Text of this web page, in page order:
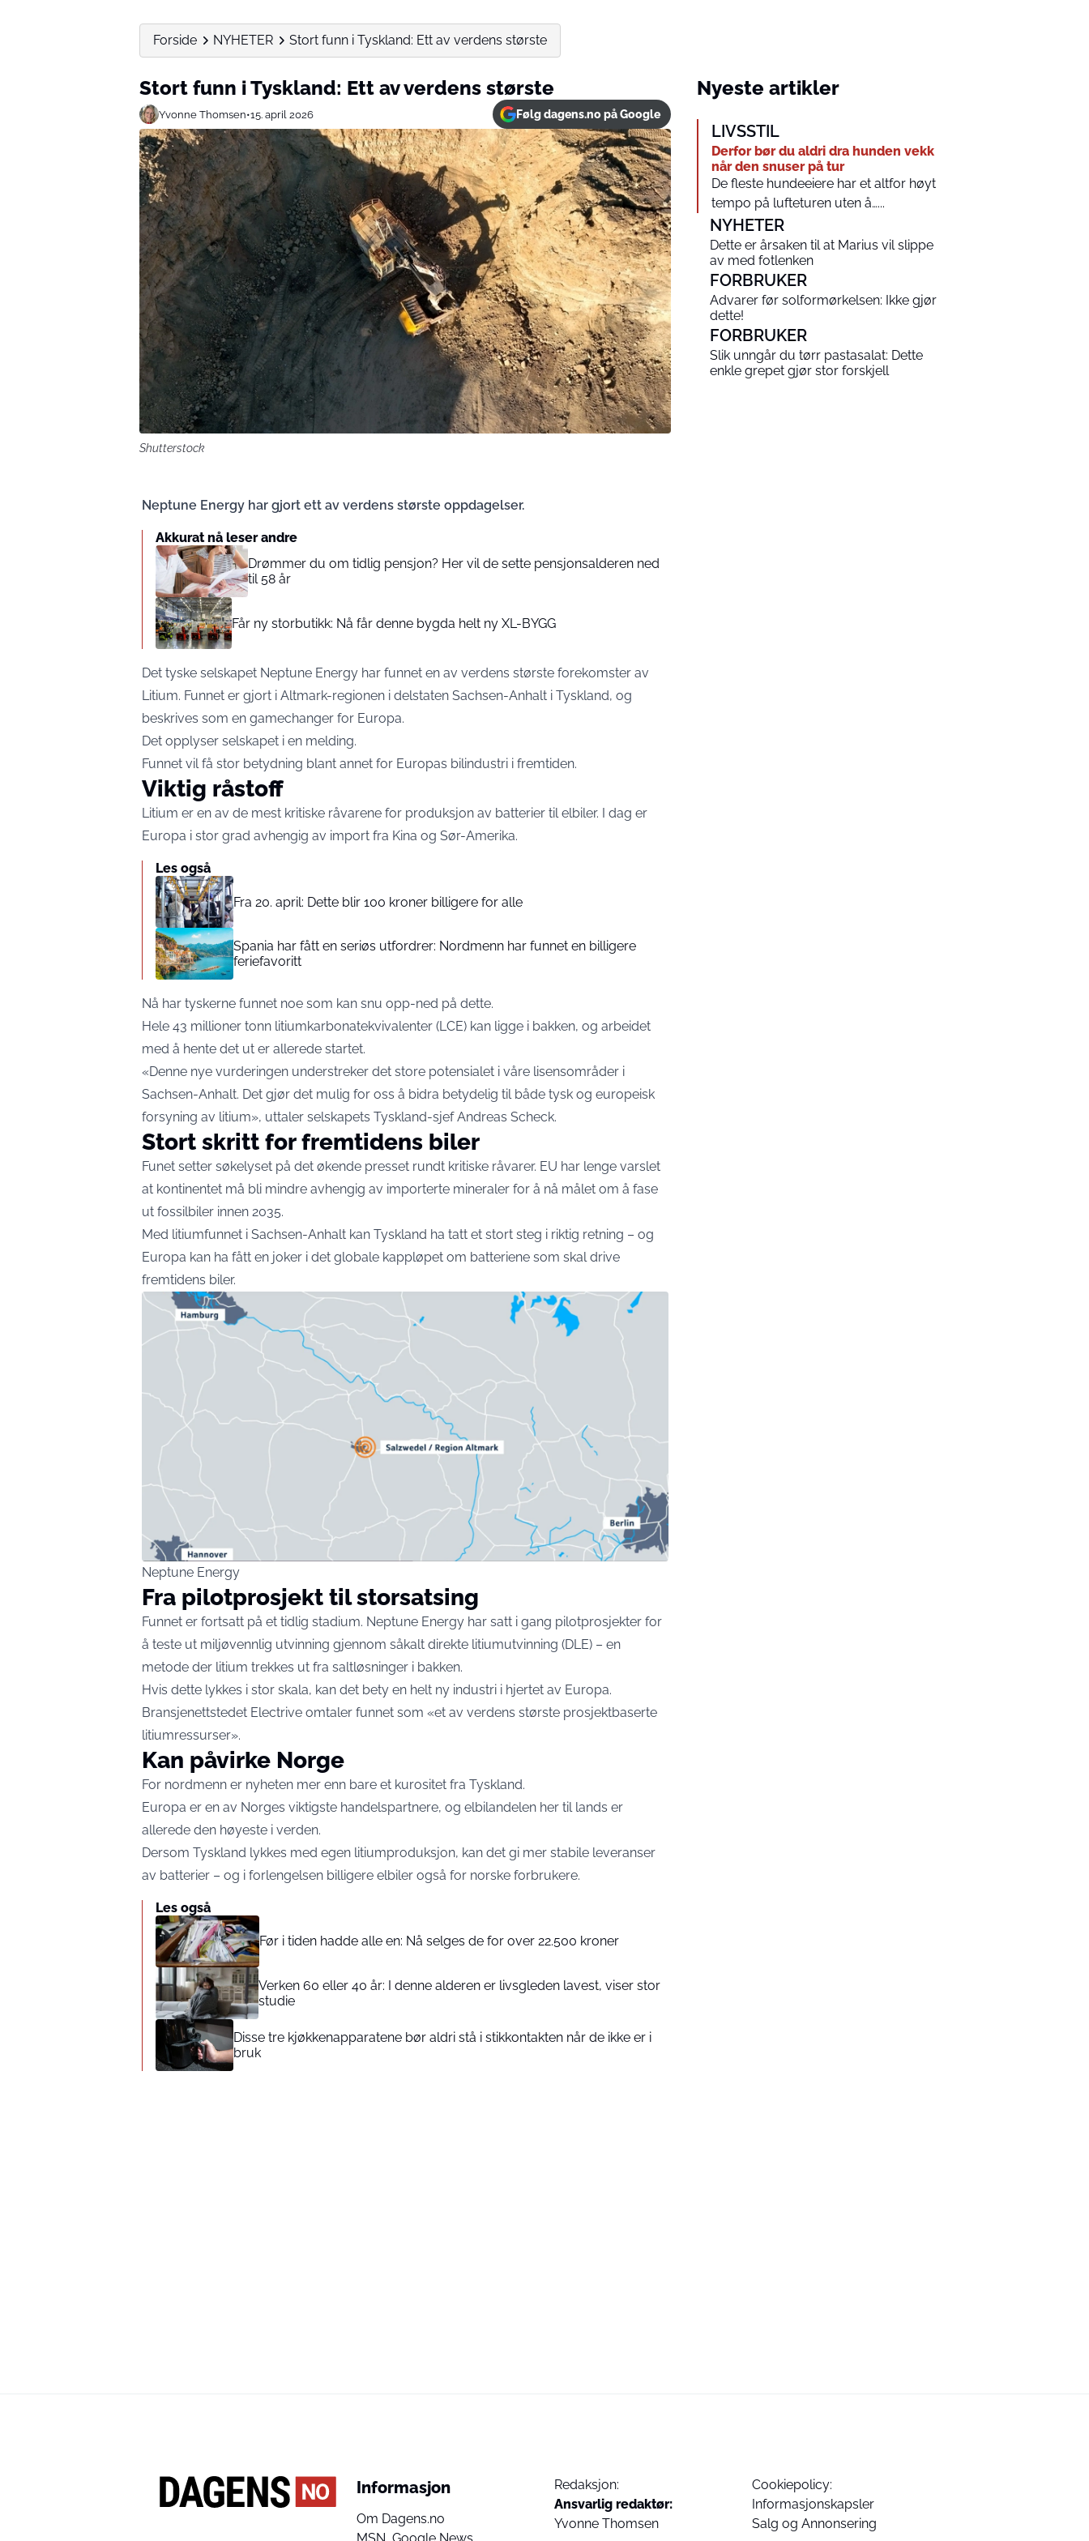
Forside NYHETER Stort funn i Tyskland: Ett av verdens største
Stort funn i Tyskland: Ett av verdens største
Yvonne Thomsen•15. april 2026 Følg dagens.no på Google
Shutterstock
Neptune Energy har gjort ett av verdens største oppdagelser.
Akkurat nå leser andre
Drømmer du om tidlig pensjon? Her vil de sette pensjonsalderen ned
til 58 år
Får ny storbutikk: Nå får denne bygda helt ny XL-BYGG
Det tyske selskapet Neptune Energy har funnet en av verdens største forekomster av
Litium. Funnet er gjort i Altmark-regionen i delstaten Sachsen-Anhalt i Tyskland, og
beskrives som en gamechanger for Europa.
Det opplyser selskapet i en melding.
Funnet vil få stor betydning blant annet for Europas bilindustri i fremtiden.
Viktig råstoff
Litium er en av de mest kritiske råvarene for produksjon av batterier til elbiler. I dag er
Europa i stor grad avhengig av import fra Kina og Sør-Amerika.
Les også
Fra 20. april: Dette blir 100 kroner billigere for alle
Spania har fått en seriøs utfordrer: Nordmenn har funnet en billigere
feriefavoritt
Nå har tyskerne funnet noe som kan snu opp-ned på dette.
Hele 43 millioner tonn litiumkarbonatekvivalenter (LCE) kan ligge i bakken, og arbeidet
med å hente det ut er allerede startet.
«Denne nye vurderingen understreker det store potensialet i våre lisensområder i
Sachsen-Anhalt. Det gjør det mulig for oss å bidra betydelig til både tysk og europeisk
forsyning av litium», uttaler selskapets Tyskland-sjef Andreas Scheck.
Stort skritt for fremtidens biler
Funet setter søkelyset på det økende presset rundt kritiske råvarer. EU har lenge varslet
at kontinentet må bli mindre avhengig av importerte mineraler for å nå målet om å fase
ut fossilbiler innen 2035.
Med litiumfunnet i Sachsen-Anhalt kan Tyskland ha tatt et stort steg i riktig retning – og
Europa kan ha fått en joker i det globale kappløpet om batteriene som skal drive
fremtidens biler.
Neptune Energy
Fra pilotprosjekt til storsatsing
Funnet er fortsatt på et tidlig stadium. Neptune Energy har satt i gang pilotprosjekter for
å teste ut miljøvennlig utvinning gjennom såkalt direkte litiumutvinning (DLE) – en
metode der litium trekkes ut fra saltløsninger i bakken.
Hvis dette lykkes i stor skala, kan det bety en helt ny industri i hjertet av Europa.
Bransjenettstedet Electrive omtaler funnet som «et av verdens største prosjektbaserte
litiumressurser».
Kan påvirke Norge
For nordmenn er nyheten mer enn bare et kurositet fra Tyskland.
Europa er en av Norges viktigste handelspartnere, og elbilandelen her til lands er
allerede den høyeste i verden.
Dersom Tyskland lykkes med egen litiumproduksjon, kan det gi mer stabile leveranser
av batterier – og i forlengelsen billigere elbiler også for norske forbrukere.
Les også
Før i tiden hadde alle en: Nå selges de for over 22.500 kroner
Verken 60 eller 40 år: I denne alderen er livsgleden lavest, viser stor
studie
Disse tre kjøkkenapparatene bør aldri stå i stikkontakten når de ikke er i
bruk
Nyeste artikler
LIVSSTIL
Derfor bør du aldri dra hunden vekk
når den snuser på tur
De fleste hundeeiere har et altfor høyt
tempo på lufteturen uten å…...
NYHETER
Dette er årsaken til at Marius vil slippe
av med fotlenken
FORBRUKER
Advarer før solformørkelsen: Ikke gjør
dette!
FORBRUKER
Slik unngår du tørr pastasalat: Dette
enkle grepet gjør stor forskjell
Informasjon
Om Dagens.no
Redaksjon:
Ansvarlig redaktør:
Yvonne Thomsen
Cookiepolicy:
Informasjonskapsler
Salg og Annonsering